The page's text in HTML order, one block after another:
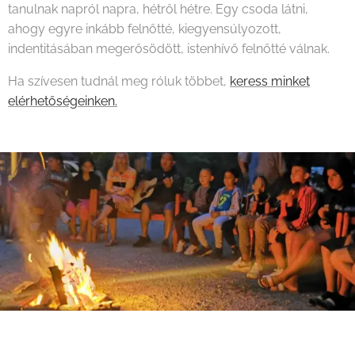
tanulnak napról napra, hétről hétre. Egy csoda látni,
ahogy egyre inkább felnőtté, kiegyensúlyozott,
indentitásában megerősödött, istenhívő felnőtté válnak.
Ha szívesen tudnál meg róluk többet, keress minket
elérhetőségeinken.